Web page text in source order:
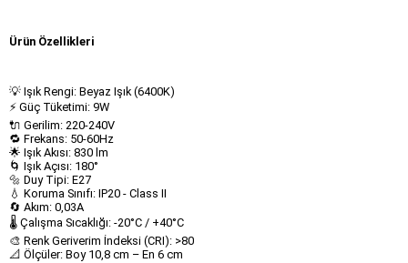
Ürün Özellikleri
💡 Işık Rengi: Beyaz Işık (6400K)
⚡ Güç Tüketimi: 9W
🔌 Gerilim: 220-240V
🔁 Frekans: 50-60Hz
🌟 Işık Akısı: 830 lm
🌀 Işık Açısı: 180°
🔩 Duy Tipi: E27
💧 Koruma Sınıfı: IP20 - Class II
🔄 Akım: 0,03A
🌡️ Çalışma Sıcaklığı: -20°C / +40°C
🎨 Renk Geriverim İndeksi (CRI): >80
📐 Ölçüler: Boy 10,8 cm – En 6 cm